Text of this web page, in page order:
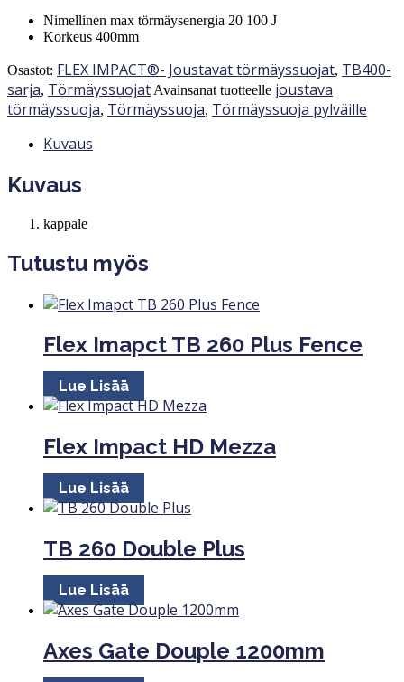
Nimellinen max törmäysenergia 20 100 J
Korkeus 400mm
Osastot: FLEX IMPACT®- Joustavat törmäyssuojat, TB400-
sarja, Törmäyssuojat Avainsanat tuotteelle joustava
törmäyssuoja, Törmäyssuoja, Törmäyssuoja pylväille
Kuvaus
Kuvaus
kappale
Tutustu myös
Flex Imapct TB 260 Plus Fence
Lue Lisää
Flex Impact HD Mezza
Lue Lisää
TB 260 Double Plus
Lue Lisää
Axes Gate Douple 1200mm